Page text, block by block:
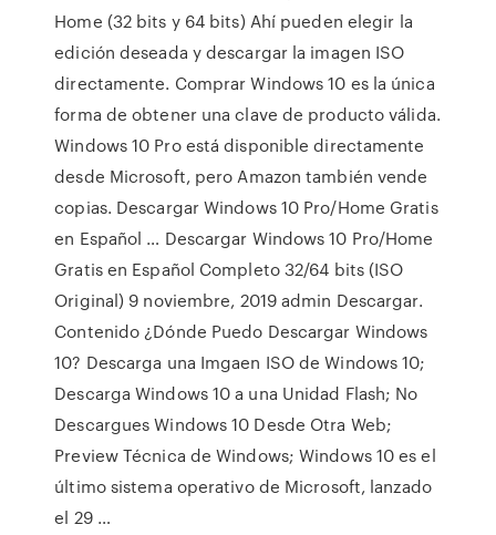
Home (32 bits y 64 bits) Ahí pueden elegir la
edición deseada y descargar la imagen ISO
directamente. Comprar Windows 10 es la única
forma de obtener una clave de producto válida.
Windows 10 Pro está disponible directamente
desde Microsoft, pero Amazon también vende
copias. Descargar Windows 10 Pro/Home Gratis
en Español … Descargar Windows 10 Pro/Home
Gratis en Español Completo 32/64 bits (ISO
Original) 9 noviembre, 2019 admin Descargar.
Contenido ¿Dónde Puedo Descargar Windows
10? Descarga una Imgaen ISO de Windows 10;
Descarga Windows 10 a una Unidad Flash; No
Descargues Windows 10 Desde Otra Web;
Preview Técnica de Windows; Windows 10 es el
último sistema operativo de Microsoft, lanzado
el 29 …